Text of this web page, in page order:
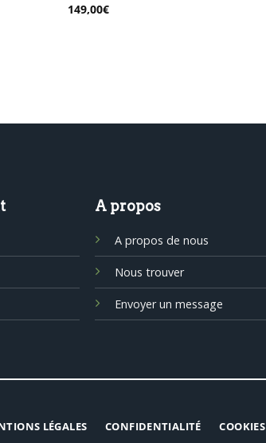
149,00€
A propos
A propos de nous
Nous trouver
Envoyer un message
LÉGALES CONFIDENTIALITÉ COOKIES